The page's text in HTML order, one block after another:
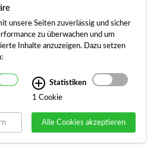
erklären
& KONTAKT
/ Anfahrt
Kontakt
unsere Seiten zuverlässig und sicher
zu überwachen und um
Inhalte anzuzeigen. Dazu setzen
Statistiken
1 Cookie
Alle Cookies akzeptieren